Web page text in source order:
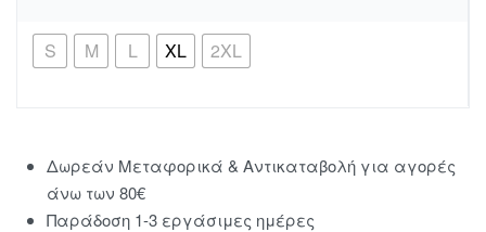
S M L XL 2XL
Δωρεάν Μεταφορικά & Αντικαταβολή για αγορές
άνω των 80€
Παράδοση 1-3 εργάσιμες ημέρες